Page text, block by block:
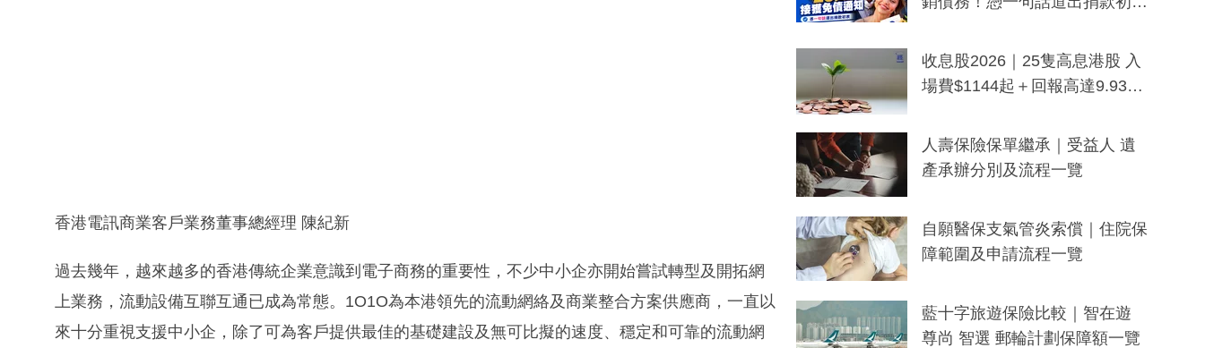
香港電訊商業客戶業務董事總經理 陳紀新
過去幾年，越來越多的香港傳統企業意識到電子商務的重要性，不少中小企亦開始嘗試轉型及開拓網
上業務，流動設備互聯互通已成為常態。1O1O為本港領先的流動網絡及商業整合方案供應商，一直以
來十分重視支援中小企，除了可為客戶提供最佳的基礎建設及無可比擬的速度、穩定和可靠的流動網
一度被誤當詐騙手段
收息股2026｜25隻高息港股 入
場費$1144起＋回報高達9.93
人壽保險保單繼承｜受益人 遺
產承辦分別及流程一覽
自願醫保支氣管炎索償｜住院保
障範圍及申請流程一覽
藍十字旅遊保險比較｜智在遊
尊尚 智選 郵輪計劃保障額一覽